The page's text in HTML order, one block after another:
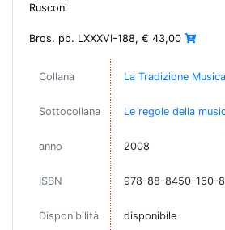
Rusconi
Bros. pp. LXXXVI-188, € 43,00
Collana La Tradizione
Sottocollana Le regole della
anno 2008
ISBN 978-88-8450-160-8
Disponibilità disponibile